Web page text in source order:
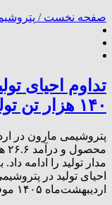
صفحه نخست /
تداوم احیای
۱۴۰ هزار تن تولید در اردیبهشت
مدار تولید را ادامه
احیای تولید در
اردیبهشت‌ماه ۱۴۰۵ موفق به تولید ۱۴۰ هزار و ۵ تن […]